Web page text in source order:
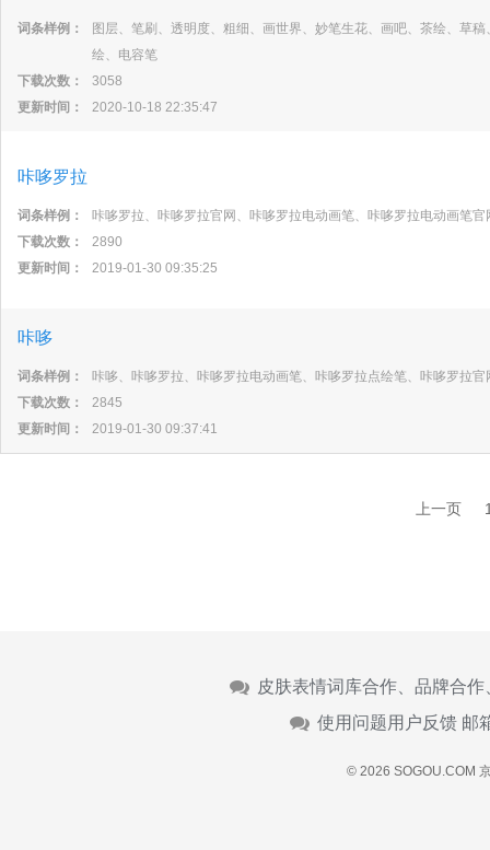
词条样例：
图层、笔刷、透明度、粗细、画世界、妙笔生花、画吧、茶绘、草
绘、电容笔
下载次数：
3058
更新时间：
2020-10-18 22:35:47
咔哆罗拉
词条样例：
咔哆罗拉、咔哆罗拉官网、咔哆罗拉电动画笔、咔哆罗拉电动画笔
下载次数：
2890
更新时间：
2019-01-30 09:35:25
咔哆
词条样例：
咔哆、咔哆罗拉、咔哆罗拉电动画笔、咔哆罗拉点绘笔、咔哆罗拉官
下载次数：
2845
更新时间：
2019-01-30 09:37:41
上一页
皮肤表情词库合作、品牌合
使用问题用户反馈 邮
© 2026 SOGOU.COM